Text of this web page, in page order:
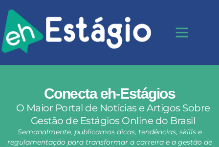
Conecta eh-Estágios
O Maior Portal de Notícias e Artigos Sobre
Gestão de Estágios Online do Brasil
Semanalmente, publicamos dicas, tendências, skills e
regulamentação para transformar a carreira e a gestão de